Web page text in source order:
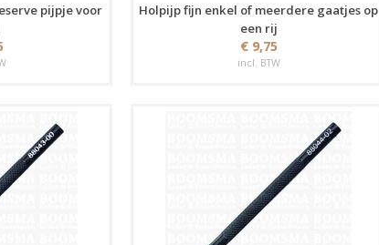
pijpje voor
Holpijp fijn enkel of meerdere gaatjes op
een rij
€ 9,75
incl. BTW